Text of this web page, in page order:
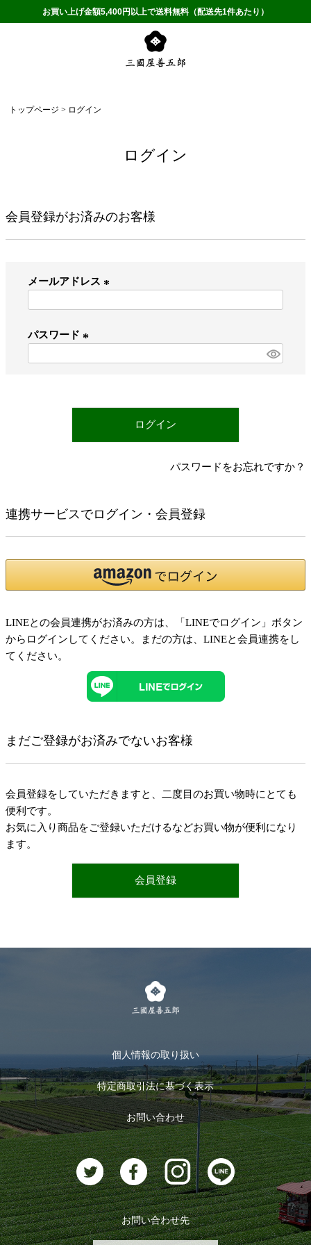
お買い上げ金額5,400円以上で送料無料（配送先1件あたり）
トップページ ログイン
ログイン
会員登録がお済みのお客様
メールアドレス
パスワード
)
ログイン
パスワードをお忘れですか？
連携サービスでログイン・会員登録
LINEとの会員連携がお済みの方は、「LINEでログイン」ボタン
からログインしてください。まだの方は、 LINEと会員連携をし
てください。
まだご登録がお済みでないお客様
会員登録をしていただきますと、二度目のお買い物時にとても
便利です。
お気に入り商品をご登録いただけるなどお買い物が便利になり
ます。
会員登録
個人情報の取り扱い
特定商取引法に基づく表示
お問い合わせ
お問い合わせ先